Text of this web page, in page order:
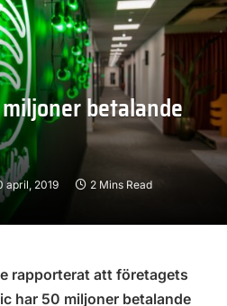
betalande
april, 2019 2 Mins Read
rapporterat att företagets
har 50 miljoner betalande